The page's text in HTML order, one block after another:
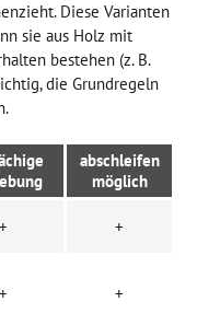
Diese Varianten
sie aus Holz mit
bestehen (z. B.
die Grundregeln
abschleifen
möglich
+ +
+ +